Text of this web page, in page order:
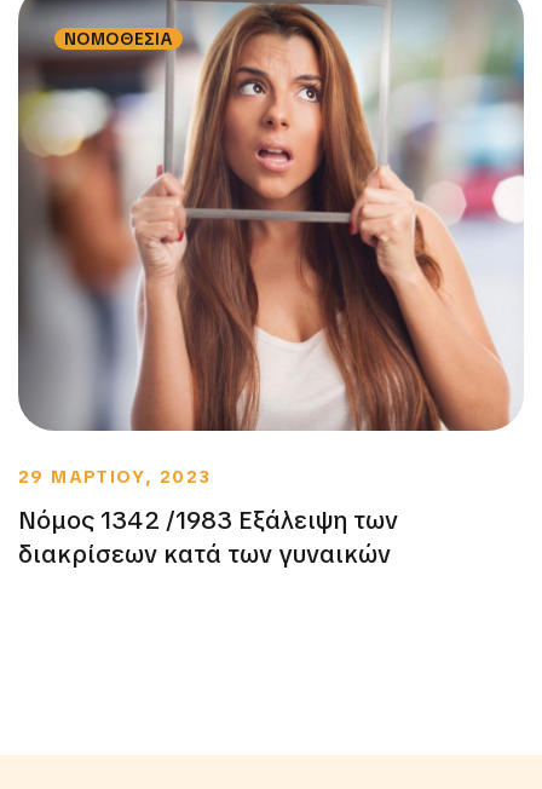
ΝΟΜΟΘΕΣΙΑ
29 ΜΑΡΤΙΟΥ, 2023
Νόμος 1342 /1983 Εξάλειψη των
διακρίσεων κατά των γυναικών